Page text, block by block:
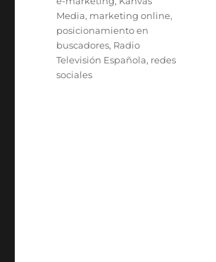
Media, marketing online,
posicionamiento en
buscadores, Radio
Televisión Española, redes
sociales